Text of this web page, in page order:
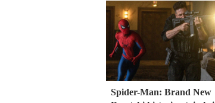
Spider-Man: Brand New